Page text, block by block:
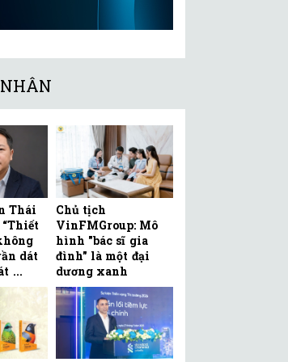
Thái
dát
...
Chủ tịch
VinFMGroup: Mô
hình "bác sĩ gia
đình" là một đại
dương xanh